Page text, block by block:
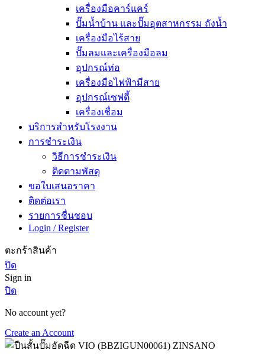
เครื่องมือคาร์แคร์
ปั๊มน้ำบ้าน และปั๊มอุตสาหกรรม ถังน้ำ
เครื่องมือไร้สาย
ปั๊มลมและเครื่องมือลม
อุปกรณ์ท่อ
เครื่องมือไฟฟ้ามีสาย
อุปกรณ์เซฟตี้
เครื่องเชื่อม
บริการสำหรับโรงงาน
การชำระเงิน
วิธีการชำระเงิน
ติดตามพัสดุ
ขอใบเสนอราคา
ติดต่อเรา
รายการชื่นชอบ
Login / Register
ตะกร้าสินค้า
ปิด
Sign in
ปิด
No account yet?
Create an Account